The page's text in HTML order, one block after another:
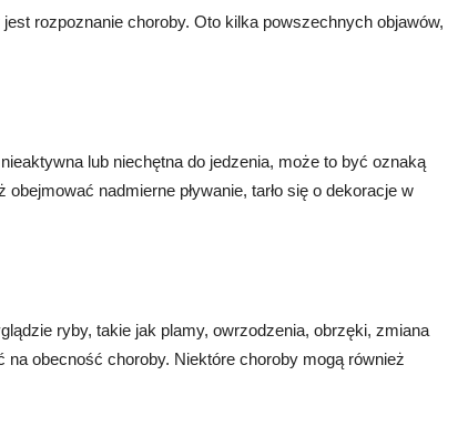
rozpoznanie choroby. Oto kilka powszechnych objawów,
lub niechętna do jedzenia, może to być oznaką
nadmierne pływanie, tarło się o dekoracje w
ryby, takie jak plamy, owrzodzenia, obrzęki, zmiana
na obecność choroby. Niektóre choroby mogą również